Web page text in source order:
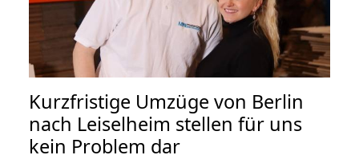
Kurzfristige Umzüge von Berlin
nach Leiselheim stellen für uns
kein Problem dar